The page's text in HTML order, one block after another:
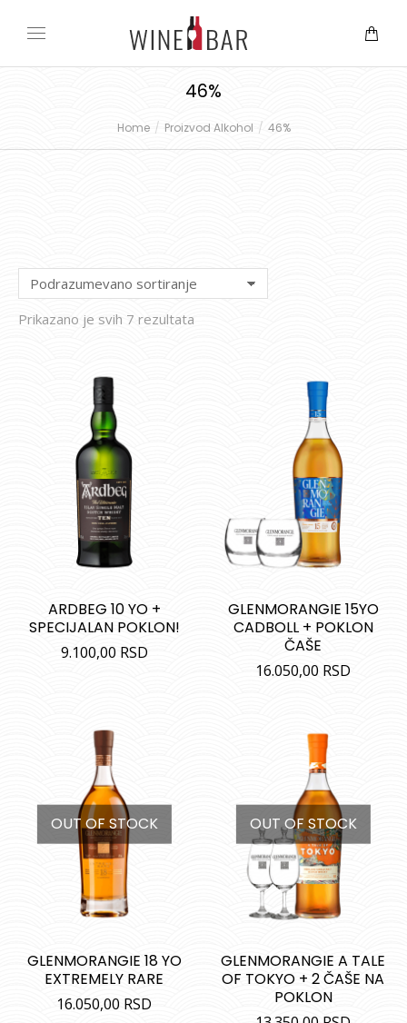
46%
Home Proizvod Alkohol 46%
Prikazano je svih 7 rezultata
ARDBEG 10 YO +
SPECIJALAN POKLON!
9.100,00 RSD
GLENMORANGIE 15YO
CADBOLL + POKLON
ČAŠE
16.050,00 RSD
OUT OF STOCK
GLENMORANGIE 18 YO
EXTREMELY RARE
16.050,00 RSD
OUT OF STOCK
GLENMORANGIE A TALE
OF TOKYO + 2 ČAŠE NA
POKLON